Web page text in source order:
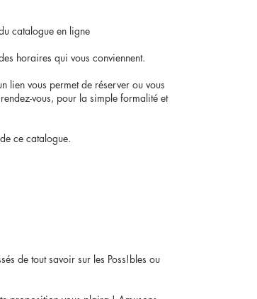
catalogue en ligne
horaires qui vous conviennent.
lien vous permet de réserver ou vous
vous, pour la simple formalité et
ce catalogue.
de tout savoir sur les Poss!bles ou